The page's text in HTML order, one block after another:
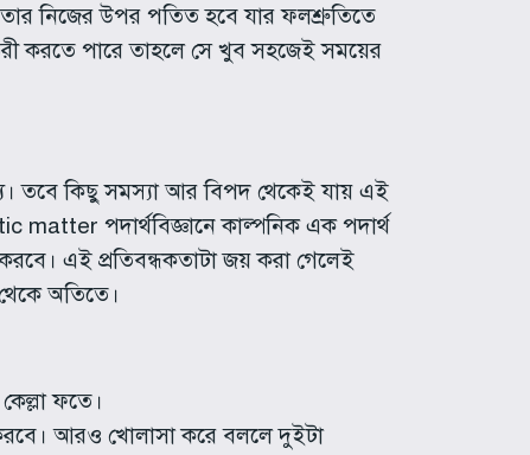
তার নিজের উপর পতিত হবে যার ফলশ্রুতিতে
করতে পারে তাহলে সে খুব সহজেই সময়ের
তবে কিছু সমস্যা আর বিপদ থেকেই যায় এই
পদার্থবিজ্ঞানে কাল্পনিক এক পদার্থ
করবে। এই প্রতিবন্ধকতাটা জয় করা গেলেই
অতিতে।
ফতে।
আরও খোলাসা করে বললে দুইটা